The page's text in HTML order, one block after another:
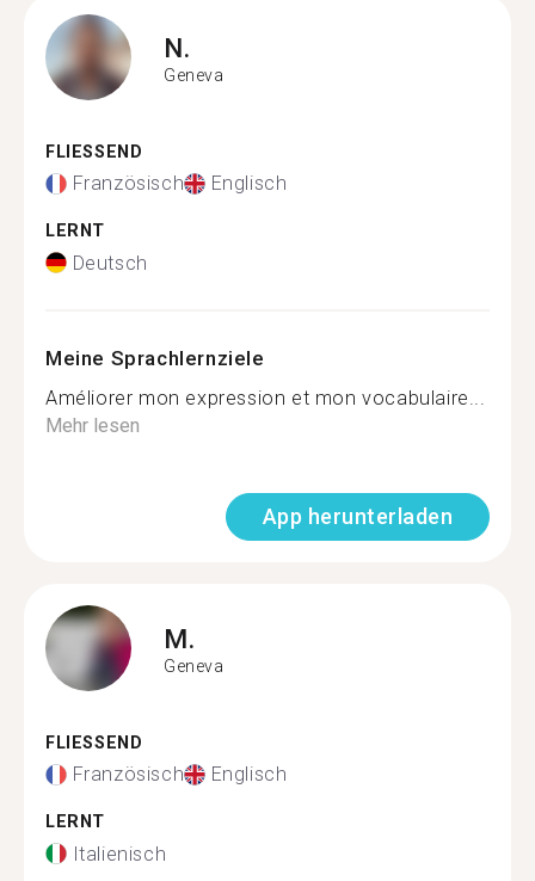
N.
Geneva
FLIESSEND
Französisch Englisch
LERNT
Deutsch
Meine Sprachlernziele
Améliorer mon expression et mon vocabulaire...
Mehr lesen
App herunterladen
M.
Geneva
FLIESSEND
Französisch Englisch
LERNT
Italienisch